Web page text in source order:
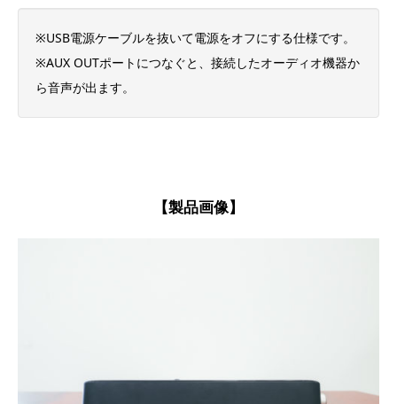
※USB電源ケーブルを抜いて電源をオフにする仕様です。
※AUX OUTポートにつなぐと、接続したオーディオ機器か
ら音声が出ます。
【製品画像】